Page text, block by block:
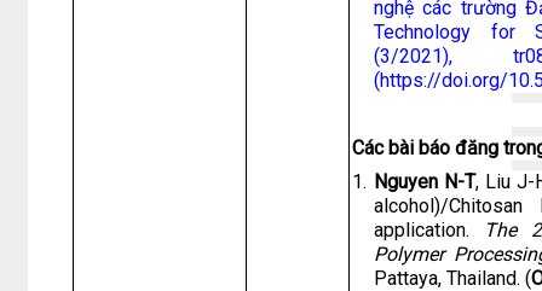
nghệ các trường
Technology for
(3/2021),
(https://doi.org/
Các bài báo đăng
1. Nguyen N-T, Liu J-
alcohol)/
application.
The
Polymer
Pattaya, Thailand. (